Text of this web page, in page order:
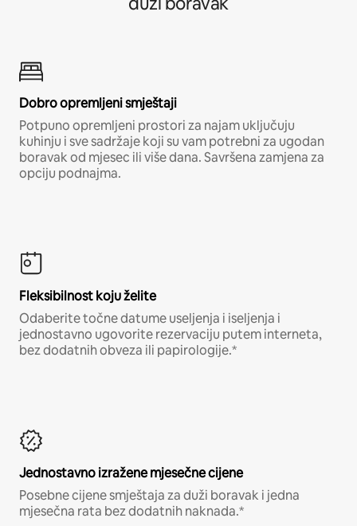
Dobro opremljeni smještaji
Potpuno opremljeni prostori za najam uključuju
kuhinju i sve sadržaje koji su vam potrebni za ugodan
boravak od mjesec ili više dana. Savršena zamjena za
opciju podnajma.
Fleksibilnost koju želite
Odaberite točne datume useljenja i iseljenja i
jednostavno ugovorite rezervaciju putem interneta,
bez dodatnih obveza ili papirologije.*
Jednostavno izražene mjesečne cijene
Posebne cijene smještaja za duži boravak i jedna
mjesečna rata bez dodatnih naknada.*